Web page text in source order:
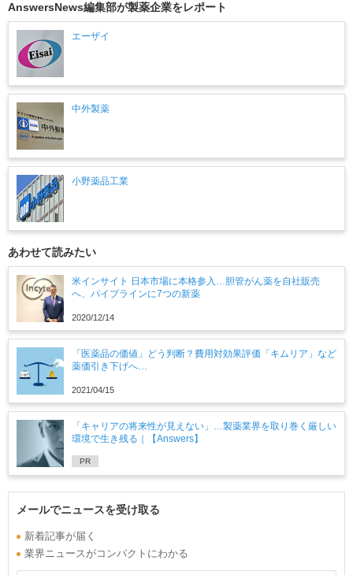
AnswersNews編集部が製薬企業をレポート
エーザイ
中外製薬
小野薬品工業
あわせて読みたい
米インサイト 日本市場に本格参入…胆管がん薬を自社販売
へ、パイプラインに7つの新薬
2020/12/14
「医薬品の価値」どう判断？費用対効果評価「キムリア」など
薬価引き下げへ…
2021/04/15
「キャリアの将来性が見えない」…製薬業界を取り巻く厳しい
環境で生き残る｜【Answers】
PR
メールでニュースを受け取る
新着記事が届く
業界ニュースがコンパクトにわかる